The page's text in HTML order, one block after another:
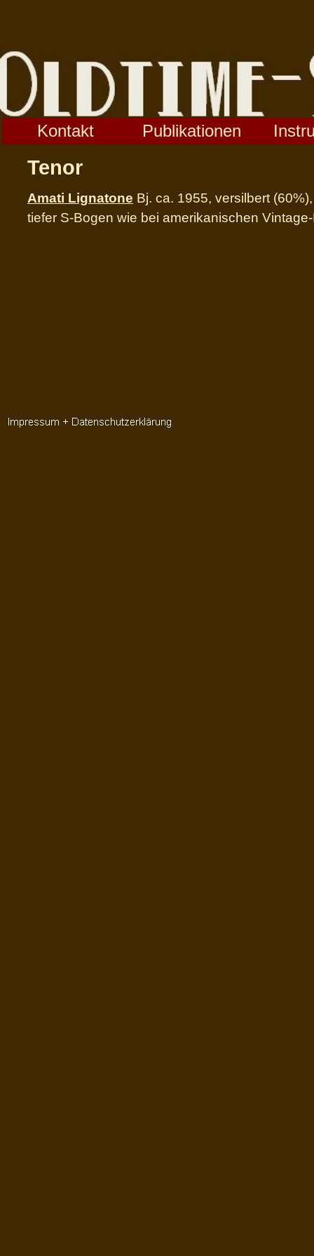
Kontakt Publikationen
Tenor
Amati Lignatone Bj. ca. 1955, versilbert
tiefer S-Bogen wie bei amerikanischen